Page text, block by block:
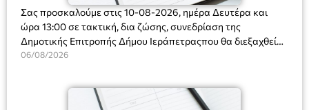
Σας προσκαλούμε στις 10-08-2026, ημέρα Δευτέρα και
ώρα 13:00 σε τακτική, δια ζώσης, συνεδρίαση της
Δημοτικής Επιτροπής Δήμου Ιεράπετραςπου θα διεξαχθεί
στο Δημοτικό Κατάστημα, Δημοκρατίας 31 στην αίθουσα
και λήψη αποφάσεων στα παρακάτω θέματα:
06/08/2026